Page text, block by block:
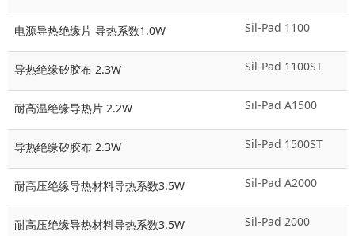
电源导热绝缘片 导热系数1.0W Sil-Pad 1100
导热绝缘矽胶布 2.3W Sil-Pad 1100ST
耐高温绝缘导热片 2.2W Sil-Pad A1500
导热绝缘矽胶布 2.3W Sil-Pad 1500ST
耐高压绝缘导热材料导热系数3.5W Sil-Pad A2000
耐高压绝缘导热材料导热系数3.5W Sil-Pad 2000